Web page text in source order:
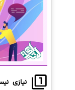
نیازی